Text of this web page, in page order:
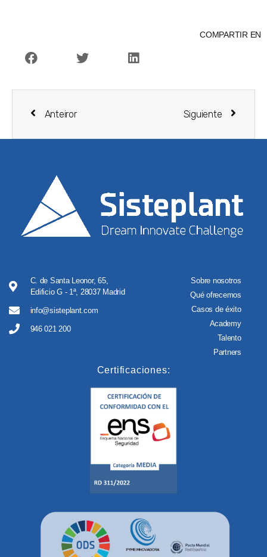
COMPARTIR EN
Anteiror Siguiente
C. de Santa Leonor, 65,
Edificio G - 1ª, 28037 Madrid
info@sisteplant.com
946 021 200
Sobre nosotros
Qué ofrecemos
Casos de éxito
Academy
Talento
Partners
Certificaciones: